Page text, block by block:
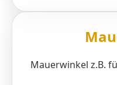
Mauerwinkel z.B.